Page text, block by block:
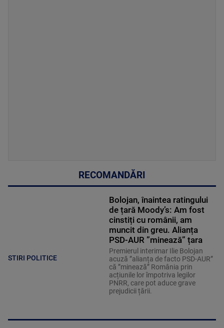
RECOMANDĂRI
STIRI POLITICE
Bolojan, înaintea ratingului
de țară Moody’s: Am fost
cinstiți cu românii, am
muncit din greu. Alianța
PSD-AUR ”minează” țara
Premierul interimar Ilie Bolojan
acuză ”alianța de facto PSD-AUR”
că ”minează” România prin
acțiunile lor împotriva legilor
PNRR, care pot aduce grave
prejudicii țării.